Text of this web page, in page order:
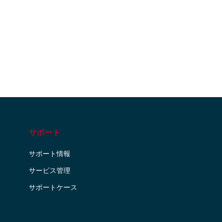
サポート
サポート情報
サービス管理
サポートケース